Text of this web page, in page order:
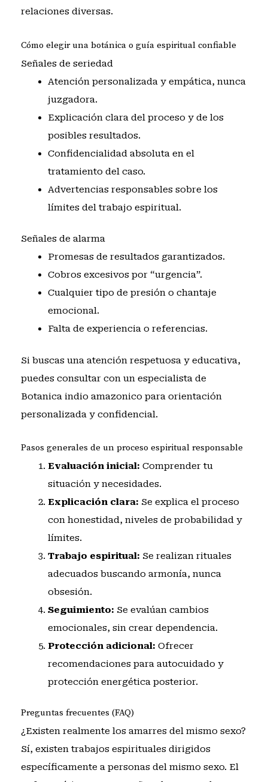
relaciones diversas.
Cómo elegir una botánica o guía espiritual confiable
Señales de seriedad
Atención personalizada y empática, nunca
juzgadora.
Explicación clara del proceso y de los
posibles resultados.
Confidencialidad absoluta en el
tratamiento del caso.
Advertencias responsables sobre los
límites del trabajo espiritual.
Señales de alarma
Promesas de resultados garantizados.
Cobros excesivos por “urgencia”.
Cualquier tipo de presión o chantaje
emocional.
Falta de experiencia o referencias.
Si buscas una atención respetuosa y educativa,
puedes consultar con un especialista de
Botanica indio amazonico para orientación
personalizada y confidencial.
Pasos generales de un proceso espiritual responsable
Evaluación inicial: Comprender tu
situación y necesidades.
Explicación clara: Se explica el proceso
con honestidad, niveles de probabilidad y
límites.
Trabajo espiritual: Se realizan rituales
adecuados buscando armonía, nunca
obsesión.
Seguimiento: Se evalúan cambios
emocionales, sin crear dependencia.
Protección adicional: Ofrecer
recomendaciones para autocuidado y
protección energética posterior.
Preguntas frecuentes (FAQ)
¿Existen realmente los amarres del mismo sexo?
Sí, existen trabajos espirituales dirigidos
específicamente a personas del mismo sexo. El